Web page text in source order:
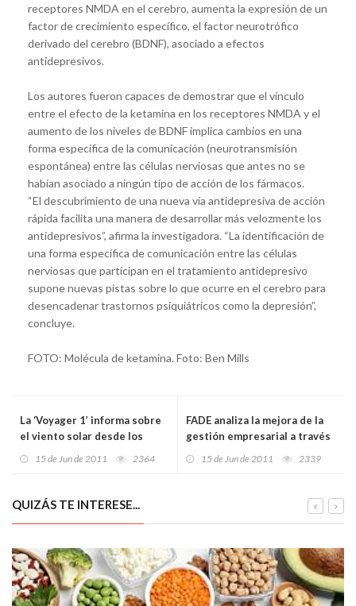
receptores NMDA en el cerebro, aumenta la expresión de un
factor de crecimiento específico, el factor neurotrófico
derivado del cerebro (BDNF), asociado a efectos
antidepresivos.
Los autores fueron capaces de demostrar que el vínculo
entre el efecto de la ketamina en los receptores NMDA y el
aumento de los niveles de BDNF implica cambios en una
forma específica de la comunicación (neurotransmisión
espontánea) entre las células nerviosas que antes no se
habían asociado a ningún tipo de acción de los fármacos.
“El descubrimiento de una nueva vía antidepresiva de acción
rápida facilita una manera de desarrollar más velozmente los
antidepresivos”, afirma la investigadora. “La identificación de
una forma específica de comunicación entre las células
nerviosas que participan en el tratamiento antidepresivo
supone nuevas pistas sobre lo que ocurre en el cerebro para
desencadenar trastornos psiquiátricos como la depresión”,
concluye.
FOTO: Molécula de ketamina. Foto: Ben Mills
La ‘Voyager 1’ informa sobre
el viento solar desde los
15 de Jun de 2011 2364
FADE analiza la mejora de la
gestión empresarial a través
15 de Jun de 2011 2339
QUIZÁS TE INTERESE...